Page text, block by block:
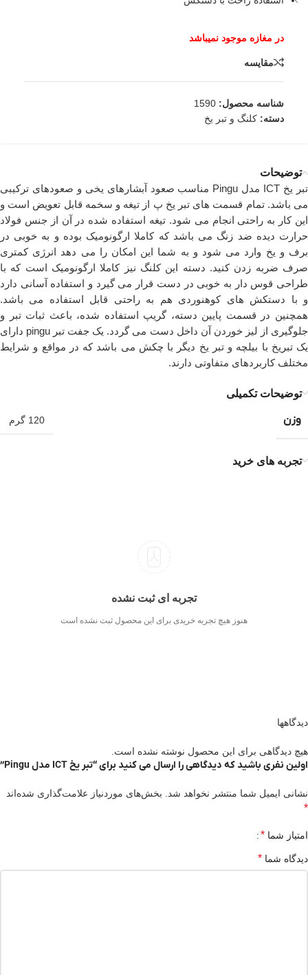
مقایسه
شناسه محصول: 1590
دسته: کلنگ و تبر یخ
توضیحات
تبر یخ ICT مدل Pingu مناسب صعود آبشارهای یخی و صعودهای ترکیبی
می باشد. تمام قسمت های تبر یخ پ از تیغه و سخمه قابل تعویض است و
این کار به راحتی انجام می شود. تیغه استفاده شده در آن از جنس فولاد
حرارت دیده ضد زنگ می باشد که کاملا ارگونومیک بوده و به خوبی در
برف و یخ وارد می شود و به شما این امکان را می دهد انرژی کمتری
صرف ضربه زدن کنید. دسته این کلنگ نیز کاملا ارگونومیک است که با
طراحی قوس دار به خوبی در دست قرار می گیرد و استفاده آسانی دارد
و با دستکش های کوهنوردی هم به راحتی قابل استفاده می باشد.
همچنین در قسمت پایین دسته، گریپ استفاده شده، باعث ثبات تبر و
جلوگیری از لیز خوردن آن داخل دست می گردد. یک جفت تبر pingu دارای
یک تبریخ با بیلچه و تبر یخ دیگر با چکش می باشد که در مواقع و شرایط
مختلف کاربردهای متفاوتی دارند.
توضیحات تکمیلی
وزن 120 گرم
تجربه های خرید
تجربه ای ثبت نشده
هنوز هیچ تجربه خریدی برای این محصول ثبت نشده است
دیدگاهها
هیچ دیدگاهی برای این محصول نوشته نشده است.
اولین نفری باشید که دیدگاهی را ارسال می کنید برای “تبر یخ ICT مدل Pingu”
نشانی ایمیل شما منتشر نخواهد شد. بخش‌های موردنیاز علامت‌گذاری شده‌اند
*
امتیاز شما *
دیدگاه شما *